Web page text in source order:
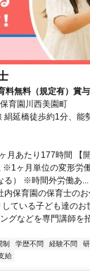
料無料（規定有）賞
育園川西美園町
延橋徒歩約1分、能
川西能勢口東口徒歩
月あたり177時間 【
※1ヶ月単位の変形労
） ※時間外労働あ...
内保育園の保育士の
ている子ども達のお
グなどを専門講師を
制 学歴不問 経験不問
給